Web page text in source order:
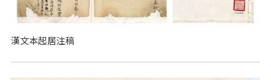
漢文本起居注稿